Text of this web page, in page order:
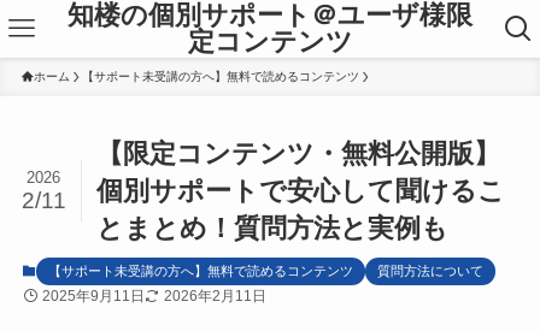
知楼の個別サポート＠ユーザ様限
定コンテンツ
ホーム 【サポート未受講の方へ】無料で読めるコンテンツ
【限定コンテンツ・無料公開版】
個別サポートで安心して聞けるこ
とまとめ！質問方法と実例も
2026
2/11
【サポート未受講の方へ】無料で読めるコンテンツ 質問方法について
2025年9月11日 2026年2月11日